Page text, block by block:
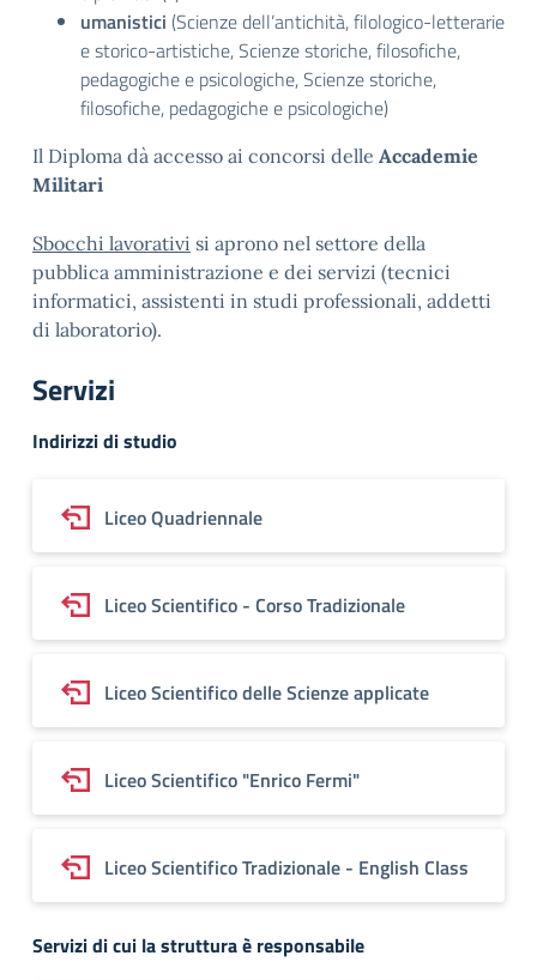
umanistici (Scienze dell’antichità, filologico-letterarie
e storico-artistiche, Scienze storiche, filosofiche,
pedagogiche e psicologiche, Scienze storiche,
filosofiche, pedagogiche e psicologiche)
Il Diploma dà accesso ai concorsi delle Accademie
Militari
Sbocchi lavorativi si aprono nel settore della
pubblica amministrazione e dei servizi (tecnici
informatici, assistenti in studi professionali, addetti
di laboratorio).
Servizi
Indirizzi di studio
Liceo Quadriennale
Liceo Scientifico - Corso Tradizionale
Liceo Scientifico delle Scienze applicate
Liceo Scientifico "Enrico Fermi"
Liceo Scientifico Tradizionale - English Class
Servizi di cui la struttura è responsabile